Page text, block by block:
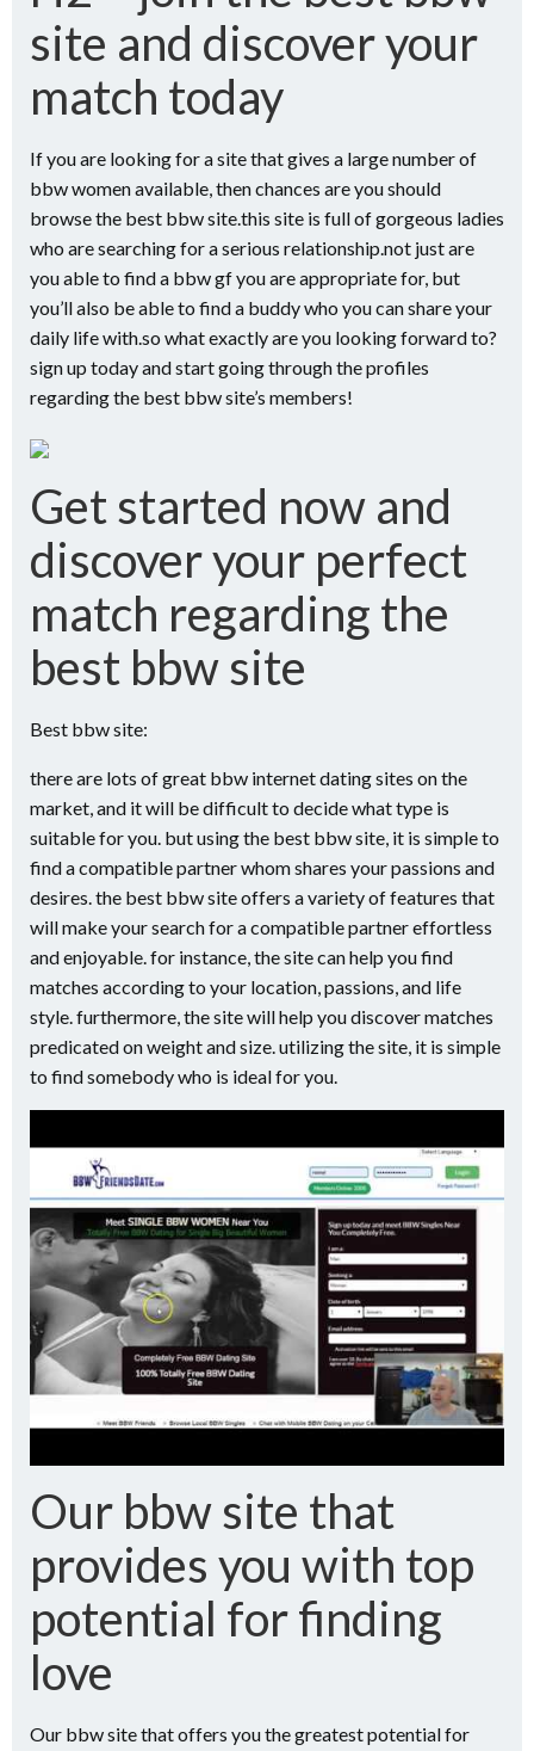
site and discover your
match today
If you are looking for a site that gives a large number of
bbw women available, then chances are you should
browse the best bbw site.this site is full of gorgeous ladies
who are searching for a serious relationship.not just are
you able to find a bbw gf you are appropriate for, but
you’ll also be able to find a buddy who you can share your
daily life with.so what exactly are you looking forward to?
sign up today and start going through the profiles
regarding the best bbw site’s members!
Get started now and
discover your perfect
match regarding the
best bbw site
Best bbw site:
there are lots of great bbw internet dating sites on the
market, and it will be difficult to decide what type is
suitable for you. but using the best bbw site, it is simple to
find a compatible partner whom shares your passions and
desires. the best bbw site offers a variety of features that
will make your search for a compatible partner effortless
and enjoyable. for instance, the site can help you find
matches according to your location, passions, and life
style. furthermore, the site will help you discover matches
predicated on weight and size. utilizing the site, it is simple
to find somebody who is ideal for you.
Our bbw site that
provides you with top
potential for finding
love
Our bbw site that offers you the greatest potential for